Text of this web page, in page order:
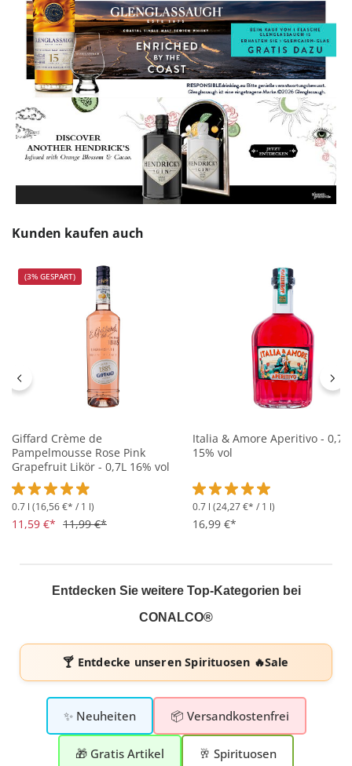
Produktgalerie überspringen
Kunden kaufen auch
(3% GESPART)
Giffard Crème de
Pampelmousse Rose Pink
Grapefruit Likör - 0,7L 16% vol
Durchschnittliche Bewertung von 4.8 von 5 Sternen
0.7 l (16,56 €* / 1 l)
11,59 €* 11,99 €*
Italia & Amore Aperitivo - 0,7L
15% vol
Durchschnittliche
0.7 l (24,27 €* / 1 l)
16,99 €*
Entdecken Sie weitere Top-Kategorien bei
CONALCO®
🍸 Entdecke unserenSpirituosen 🔥Sale
✨ Neuheiten 📦 Versandkostenfrei
🎁 Gratis Artikel 🥂 Spirituosen